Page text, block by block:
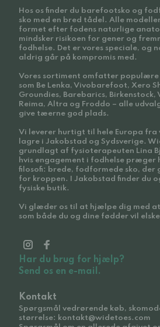
Hos os finder du barefootsko og
sko med en bred tådel. Alle
formet efter fodens naturlige
mindsker risikoen for gener og
fodhelse. Det er vores speciale, og
aldrig går på kompromis med.
Vores sortiment omfatter
som Be Lenka, Vivobarefoot, Xero
Groundies, Barebarics, Birkenstock,
Reima, Altra og Froddo – alle
give tæerne god plads.
Vi leverer hurtigt til hele Europa fra
lagre i Jakobstad og Sydsverige.
grundlagt af fysioterapeuten Lina
hvis engagement i fodhelse præger
filosofi: brede, fodformede sko, der
for kroppen. I Jakobstad finder du
fysiske butik.
Vi glæder os til at hjælpe dig med at
som både du og dine fødder vil
Har du brug for hjælp?
Send os en e-mail.
Kontakt
Spørgsmål vedrørende køb,
størrelse: kontakt@widetoes.com